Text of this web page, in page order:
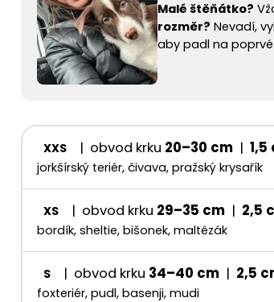
Malé štěňátko?
rozměr? Nevadí,
aby padl na
XXS | obvod krku 20–30 cm | 1,5
jorkšírský teriér, čivava, pražský krysařík
XS | obvod krku 29–35 cm | 2,5
bordík, sheltie, bišonek, maltézák
S | obvod krku 34–40 cm | 2,5
foxteriér, pudl, basenji, mudi